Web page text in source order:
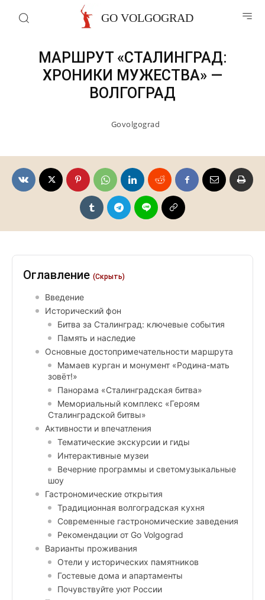
GO VOLGOGRAD
Патриотические маршруты
МАРШРУТ «СТАЛИНГРАД:
ХРОНИКИ МУЖЕСТВА» —
ВОЛГОГРАД
Govolgograd
Оглавление (Скрыть)
Введение
Исторический фон
Битва за Сталинград: ключевые события
Память и наследие
Основные достопримечательности маршрута
Мамаев курган и монумент «Родина-мать
зовёт!»
Панорама «Сталинградская битва»
Мемориальный комплекс «Героям
Сталинградской битвы»
Активности и впечатления
Тематические экскурсии и гиды
Интерактивные музеи
Вечерние программы и светомузыкальные
шоу
Гастрономические открытия
Традиционная волгоградская кухня
Современные гастрономические заведения
Рекомендации от Go Volgograd
Варианты проживания
Отели у исторических памятников
Гостевые дома и апартаменты
Почувствуйте уют России